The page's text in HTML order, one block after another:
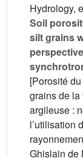
Hydrology,
Soil
silt grains
[Porosité
grains de
argileuse :
l’utilisation
Ghislain de